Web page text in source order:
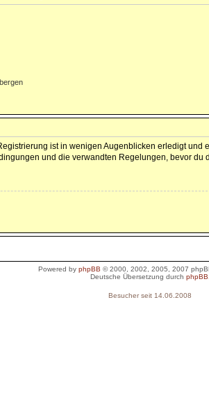
ist in wenigen Augenblicken erledigt
und die verwandten Regelungen, bevor
Powered by phpBB © 2000, 2002, 2005, 2007
Deutsche Übersetzung durch
Besucher seit 14.06.2008